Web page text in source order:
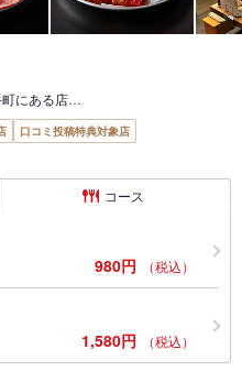
町にある店…
口コミ投稿特典対象店
コース
980円 （税込）
1,580円 （税込）